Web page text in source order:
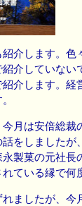
紹介します。色
紹介していない
紹介します。経
今月は安倍総裁
話をしましたが
永製菓の元社長
れている縁で何
れましたが、今